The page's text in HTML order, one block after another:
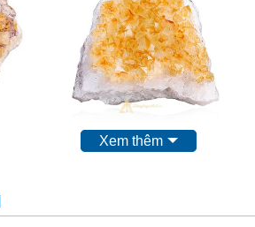
Thạch Anh Vàng.
Xem thêm